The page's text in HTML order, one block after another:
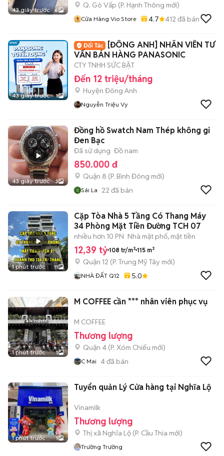
43 giây trước 6
Q. Gò Vấp (P. Hạnh Thông mới)
Cửa Hàng Vio Store 4.7 412 đã bán
43 giây trước 1
[ĐÔNG ANH] NHÂN VIÊN TƯ
VẤN BÁN HÀNG PANASONIC
CTY TNHH SỨC BẬT
Đến 12 triệu/tháng
Huyện Đông Anh
Nguyễn Triệu Vy
43 giây trước 3
Đồng hồ Swatch Nam Thép không gỉ
Đen Bạc
Đã sử dụng Đồ nam
850.000 đ
Quận 8 (P. Bình Đông mới)
Sái La 22 đã bán
1 phút trước 11
Cặp Tòa Nhà 5 Tầng Có Thang Máy
34 Phòng Mặt Tiền Đường TCH 07
nhiều hơn 10 PN Nhà mặt phố, mặt tiền
12,39 tỷ 108 tr/m² 115 m²
Quận 12 (P. Trung Mỹ Tây mới)
NHÀ ĐẤT Q12 5.0
1 phút trước 1
M COFFEE cần *** nhân viên phục vụ
M COFFEE
Thương lượng
Quận 4 (P. Xóm Chiếu mới)
C Mai 4đã bán
1 phút trước 1
Tuyển quản Lý Cửa hàng tại Nghĩa Lộ
Vinamilk
Thương lượng
Thị xã Nghĩa Lộ (P. Cầu Thia mới)
Trường Trường